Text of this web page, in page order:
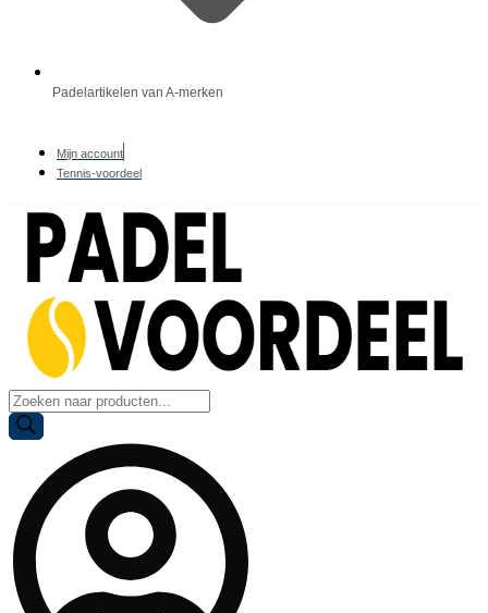
Padelartikelen van A-merken
Mijn account
Tennis-voordeel
Producten
zoeken